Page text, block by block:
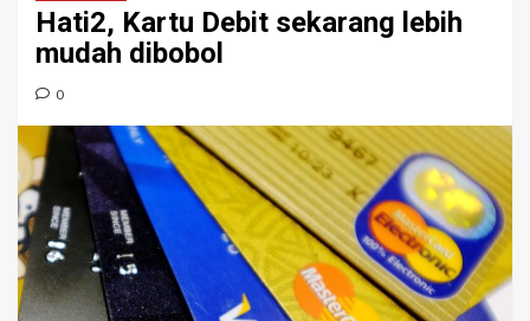
Hati2, Kartu Debit sekarang lebih
mudah dibobol
0